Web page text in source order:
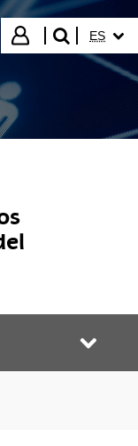
Iniciar sesión
buscar"
ES